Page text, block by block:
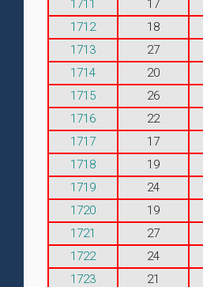
1711 17
1712
18
1713
27
1714
20
1715
26
1716
22
1717
17
1718
19
1719
24
1720
19
1721
27
1722
24
1723
21